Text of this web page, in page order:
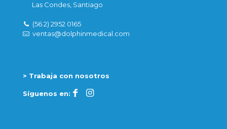
Las Condes, Santiago
(56 2) 2952 0165
ventas@dolphinmedical.com
> Trabaja con nosotros
Síguenos en: